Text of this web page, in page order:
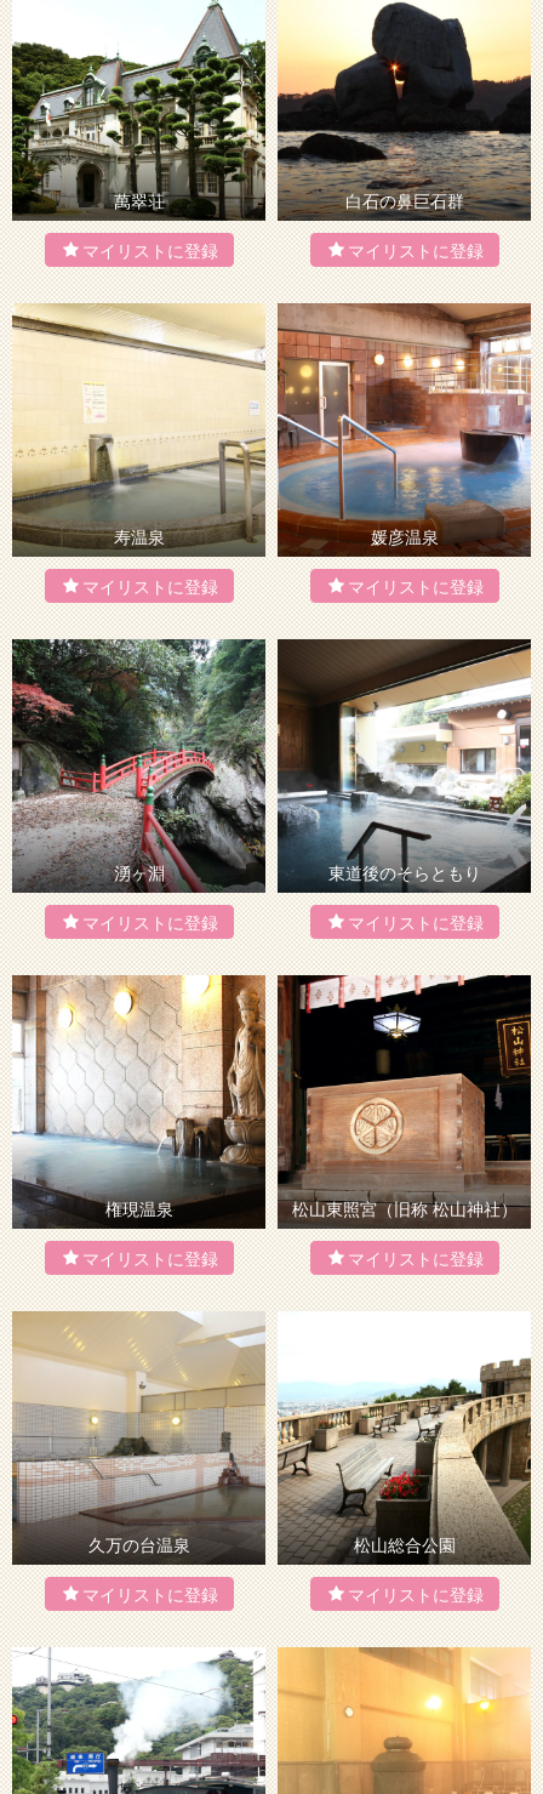
萬翠荘 白石の鼻巨石群
寿温泉 媛彦温泉
湧ヶ淵 東道後のそらともり
権現温泉 松山東照宮（旧称 松山神社）
久万の台温泉 松山総合公園